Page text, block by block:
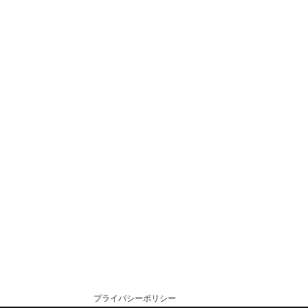
プライバシーポリシー